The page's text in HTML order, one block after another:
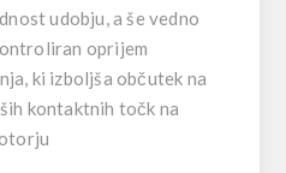
udobju, a še vedno
oprijem
ki izboljša občutek na
kontaktnih točk na